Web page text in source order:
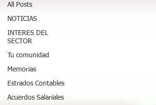
All Posts
NOTICIAS
INTERES DEL
SECTOR
Tu comunidad
Memorias
Estrados Contables
Acuerdos Salariales